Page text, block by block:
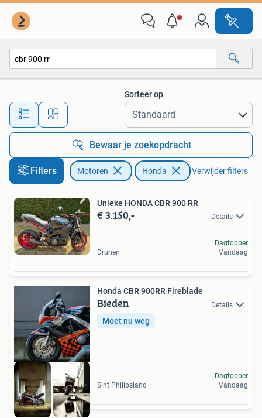
Alle afstanden…
Sorteer op
Bewaar je zoekopdracht
Filters Motoren Honda Verwijder filters
Unieke HONDA CBR 900 RR
€ 3.150,- Details
Drunen
Dagtopper
Vandaag
Honda CBR 900RR Fireblade
Bieden Details
Moet nu weg
Sint Philipsland
Dagtopper
Vandaag